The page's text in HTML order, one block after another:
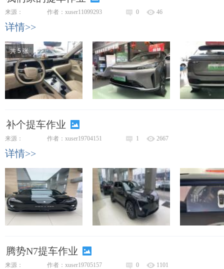
来源： 作者：xuser11099293 0 46
详情>>
共 5 张
补个提车作业
来源： 作者：xuser19704151 1 2667
详情>>
腾势N7提车作业
来源： 作者：xuser19705157 0 1101